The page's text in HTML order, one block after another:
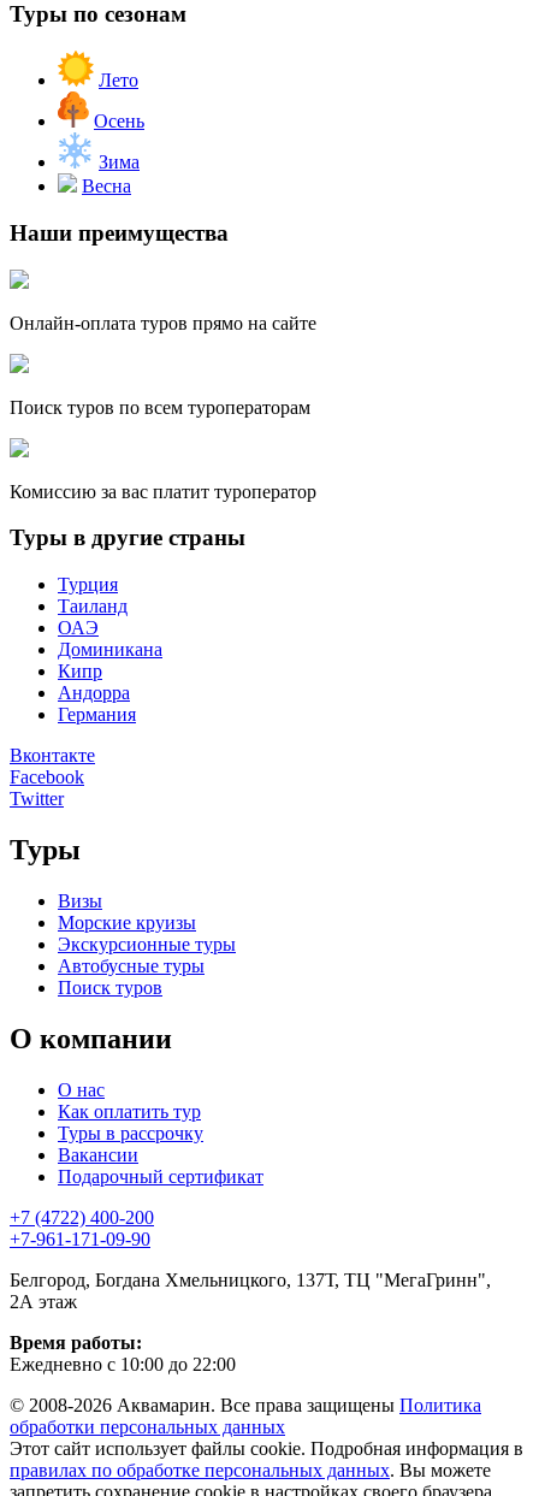
Туры по сезонам
Лето
Осень
Зима
Весна
Наши преимущества
Онлайн-оплата туров прямо на сайте
Поиск туров по всем туроператорам
Комиссию за вас платит туроператор
Туры в другие страны
Турция
Таиланд
ОАЭ
Доминикана
Кипр
Андорра
Германия
Вконтакте
Facebook
Twitter
Туры
Визы
Морские круизы
Экскурсионные туры
Автобусные туры
Поиск туров
О компании
О нас
Как оплатить тур
Туры в рассрочку
Вакансии
Подарочный сертификат
+7 (4722) 400-200
+7-961-171-09-90
Белгород, Богдана Хмельницкого, 137Т, ТЦ "МегаГринн",
2А этаж
Время работы:
Ежедневно с 10:00 до 22:00
© 2008-2026 Аквамарин. Все права защищены Политика
обработки персональных данных
Этот сайт использует файлы cookie. Подробная информация в
правилах по обработке персональных данных. Вы можете
запретить сохранение cookie в настройках своего браузера.